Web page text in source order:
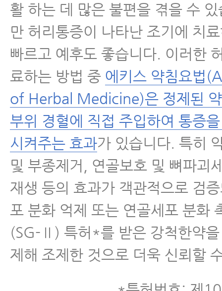
활 하는 데 많은 불편을 겪을 수
만 허리통증이 나타난 조기에 치
빠르고 예후도 좋습니다. 이러한
료하는 방법 중 에키스 약침요법
of Herbal Medicine)은 정제된
부위 경혈에 직접 주입하여 통증
시켜주는 효과가 있습니다. 특히
및 부종제거, 연골보호 및 뼈파괴
재생 등의 효과가 객관적으로 검
포 분화 억제 또는 연골세포 분화
(SG-Ⅱ) 특허*를 받은 강척한약을
제해 조제한 것으로 더욱 신뢰할